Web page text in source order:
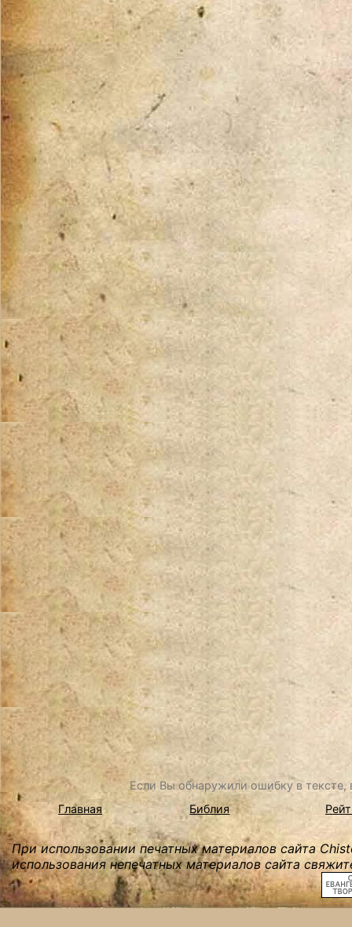
Если Вы обнаружили ошибку в
Главная
Библия
При использовании печатных материалов сайта
использования непечатных материалов сайта